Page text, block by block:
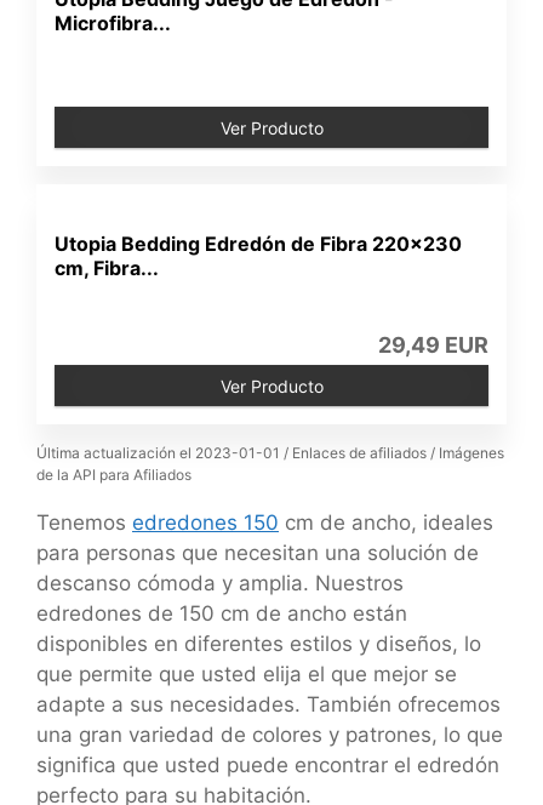
Microfibra...
Ver Producto
Utopia Bedding Edredón de Fibra 220x230
cm, Fibra...
29,49 EUR
Ver Producto
Última actualización el 2023-01-01 / Enlaces de afiliados / Imágenes
de la API para Afiliados
Tenemos edredones 150 cm de ancho, ideales
para personas que necesitan una solución de
descanso cómoda y amplia. Nuestros
edredones de 150 cm de ancho están
disponibles en diferentes estilos y diseños, lo
que permite que usted elija el que mejor se
adapte a sus necesidades. También ofrecemos
una gran variedad de colores y patrones, lo que
significa que usted puede encontrar el edredón
perfecto para su habitación.